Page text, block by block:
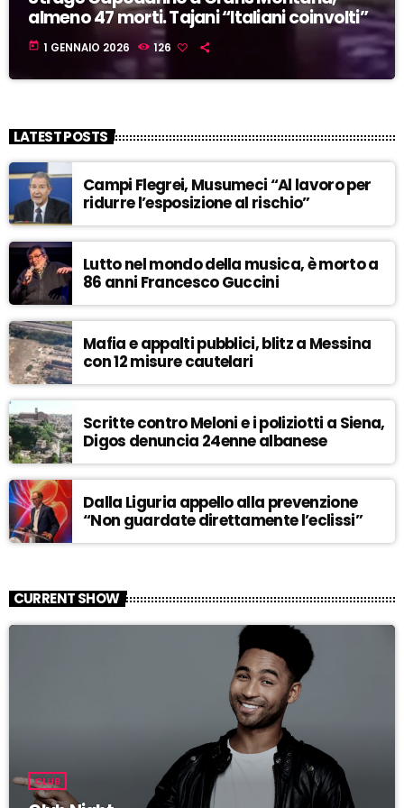
almeno 47 morti. Tajani “Italiani coinvolti”
today 1 GENNAIO 2026 126
LATEST POSTS
Campi Flegrei, Musumeci “Al lavoro per
ridurre l’esposizione al rischio”
Lutto nel mondo della musica, è morto a
86 anni Francesco Guccini
Mafia e appalti pubblici, blitz a Messina
con 12 misure cautelari
Scritte contro Meloni e i poliziotti a Siena,
Digos denuncia 24enne albanese
Dalla Liguria appello alla prevenzione
“Non guardate direttamente l’eclissi”
CURRENT SHOW
CLUB